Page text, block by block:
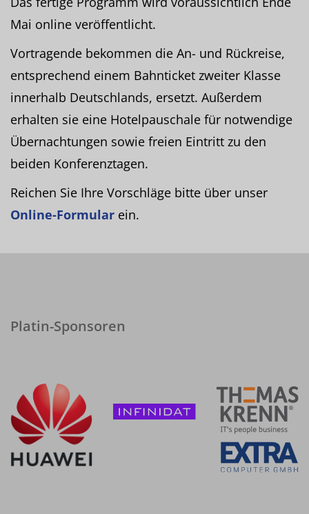
Mai online veröffentlicht.
Vortragende bekommen die An- und Rückreise,
entsprechend einem Bahnticket zweiter Klasse
innerhalb Deutschlands, ersetzt. Außerdem
erhalten sie eine Hotelpauschale für notwendige
Übernachtungen sowie freien Eintritt zu den
beiden Konferenztagen.
Reichen Sie Ihre Vorschläge bitte über unser
Online-Formular ein.
Platin-Sponsoren